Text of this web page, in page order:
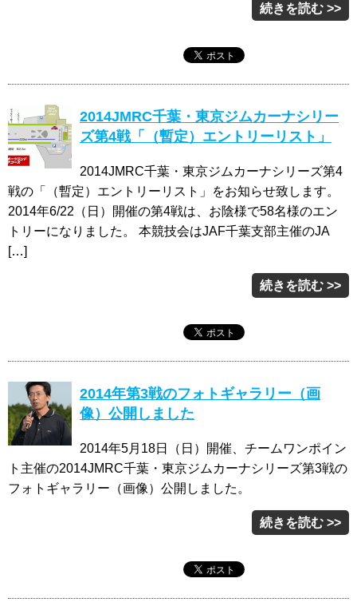
続きを読む >>
2014JMRC千葉・東京ジムカーナシリー
ズ第4戦「（暫定）エントリーリスト」
2014JMRC千葉・東京ジムカーナシリーズ第4
戦の「（暫定）エントリーリスト」をお知らせ致します。
2014年6/22（日）開催の第4戦は、お陰様で58名様のエン
トリーになりました。 本競技会はJAF千葉支部主催のJA
[…]
続きを読む >>
2014年第3戦のフォトギャラリー（画
像）公開しました
2014年5月18日（日）開催、チームワンポイン
ト主催の2014JMRC千葉・東京ジムカーナシリーズ第3戦の
フォトギャラリー（画像）公開しました。
続きを読む >>